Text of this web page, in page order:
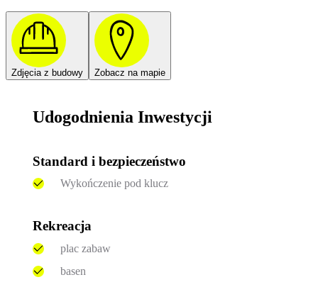
Zdjęcia z budowy Zobacz na mapie
Udogodnienia Inwestycji
Standard i bezpieczeństwo
Wykończenie pod klucz
Rekreacja
plac zabaw
basen